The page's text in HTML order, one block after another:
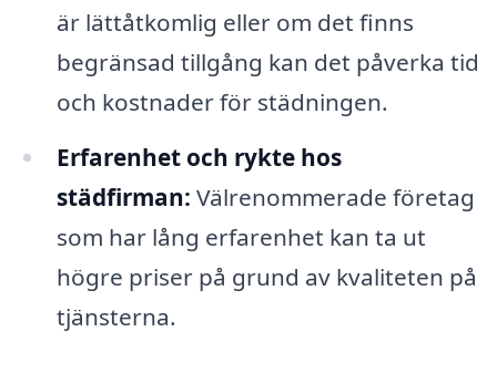
är lättåtkomlig eller om det finns
begränsad tillgång kan det påverka tid
och kostnader för städningen.
Erfarenhet och rykte hos
städfirman: Välrenommerade företag
som har lång erfarenhet kan ta ut
högre priser på grund av kvaliteten på
tjänsterna.